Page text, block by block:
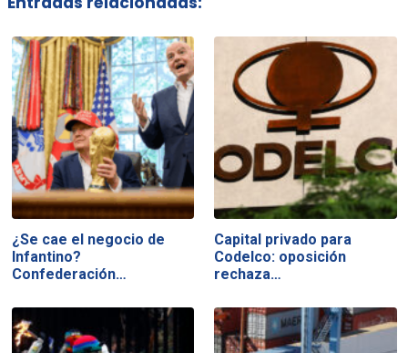
¿Se cae el negocio de
Infantino?
Confederación…
Capital privado para
Codelco: oposición
rechaza…